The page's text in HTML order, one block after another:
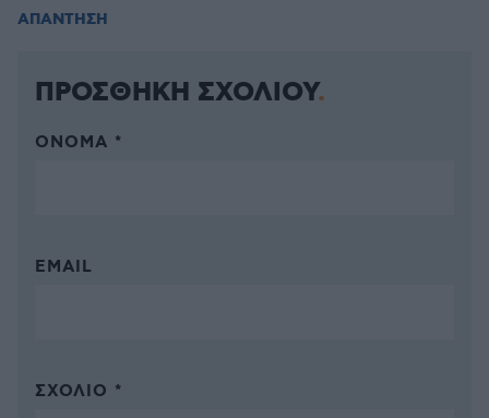
ΑΠΑΝΤΗΣΗ
ΠΡΟΣΘΗΚΗ ΣΧΟΛΙΟΥ
ΌΝΟΜΑ *
EMAIL
ΣΧΌΛΙΟ *